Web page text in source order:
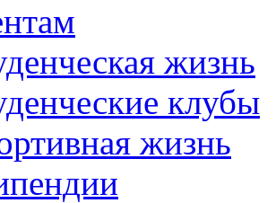
жизнь
клубы
жизнь